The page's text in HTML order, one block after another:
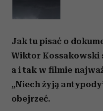
Jak tu pisać o
Wiktor Kossakowski
a i tak w filmie
„Niech żyją
obejrzeć.